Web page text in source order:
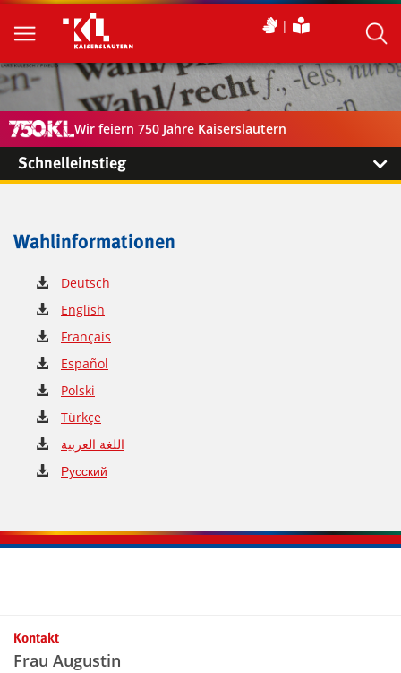
Wir feiern 750 Jahre Kaiserslautern
Schnelleinstieg
Wahlinformationen
Deutsch
English
Français
Español
Polski
Türkçe
اللغة العربية
Русский
Kontakt
Frau Augustin